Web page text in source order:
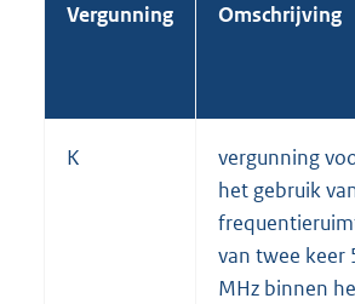
Vergunning Omschrijving
K
vergunning
het gebruik
van twee keer
MHz binnen